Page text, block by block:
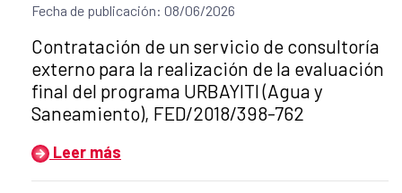
Fecha de publicación: 08/06/2026
Título del anuncio:
Contratación de un servicio de consultoría
externo para la realización de la evaluación
final del programa URBAYITI (Agua y
Saneamiento), FED/2018/398-762
Leer más